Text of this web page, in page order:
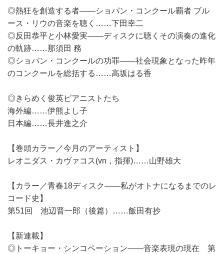
◎熱狂を創造する者――ショパン・コンクール覇者 ブル
ース・リウの音楽を聴く……下田幸二
◎反田恭平と小林愛実――ディスクに聴くその演奏の進化
の軌跡……那須田 務
◎ショパン・コンクールの功罪――社会現象となった昨年
のコンクールを総括する……高坂はる香
◎きらめく俊英ピアニストたち
海外編……伊熊よし子
日本編……長井進之介
【巻頭カラー／今月のアーティスト】
レオニダス・カヴァコス(vn，指揮)……山野雄大
【カラー／青春18ディスク――私がオトナになるまでのレ
コード史】
第51回 池辺晋一郎（後篇）……飯田有抄
【新連載】
◎トーキョー・シンコペーション――音楽表現の現在 第